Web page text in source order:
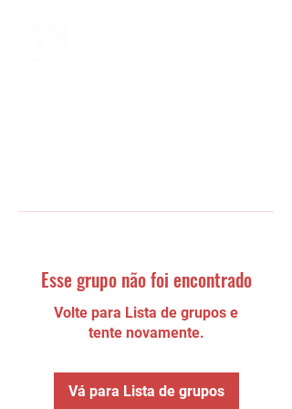
Esse grupo não foi encontrado
Volte para Lista de grupos e
tente novamente.
Vá para Lista de grupos